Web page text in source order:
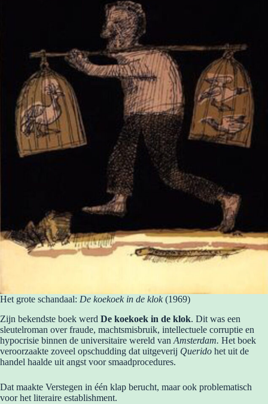
Het grote schandaal: De koekoek in de klok (1969)
Zijn bekendste boek werd De koekoek in de klok. Dit was een
sleutelroman over fraude, machtsmisbruik, intellectuele corruptie en
hypocrisie binnen de universitaire wereld van Amsterdam. Het boek
veroorzaakte zoveel opschudding dat uitgeverij Querido het uit de
handel haalde uit angst voor smaadprocedures.
Dat maakte Verstegen in één klap berucht, maar ook problematisch
voor het literaire establishment.